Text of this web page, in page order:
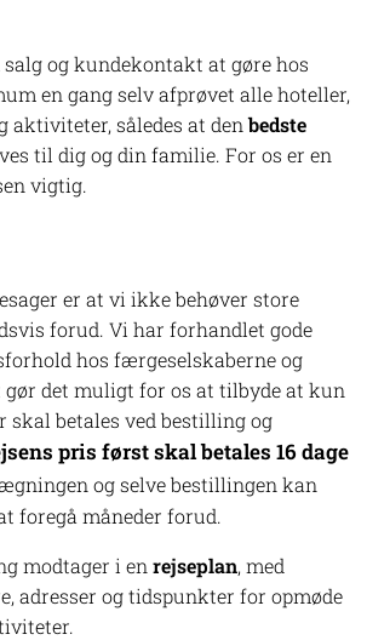
og kundekontakt at gøre hos
en gang selv afprøvet alle hoteller,
aktiviteter, således at denbedste
til dig og din familie. For os er en
vigtig.
er at vi ikke behøver store
forud. Vi har forhandlet gode
hos færgeselskaberne og
det muligt for os at tilbyde at kun
skal betales ved bestilling og
pris først skal betales 16 dage
og selve bestillingen kan
foregå måneder forud.
modtager i en rejseplan, med
adresser og tidspunkter for opmøde